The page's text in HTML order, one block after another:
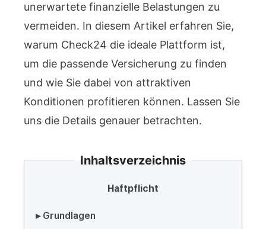
unerwartete finanzielle Belastungen zu
vermeiden. In diesem Artikel erfahren Sie,
warum Check24 die ideale Plattform ist,
um die passende Versicherung zu finden
und wie Sie dabei von attraktiven
Konditionen profitieren können. Lassen Sie
uns die Details genauer betrachten.
Inhaltsverzeichnis
Haftpflicht
▸ Grundlagen